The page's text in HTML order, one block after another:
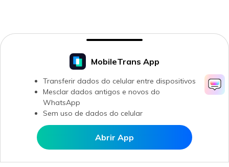
Abrir MobileTrans APP